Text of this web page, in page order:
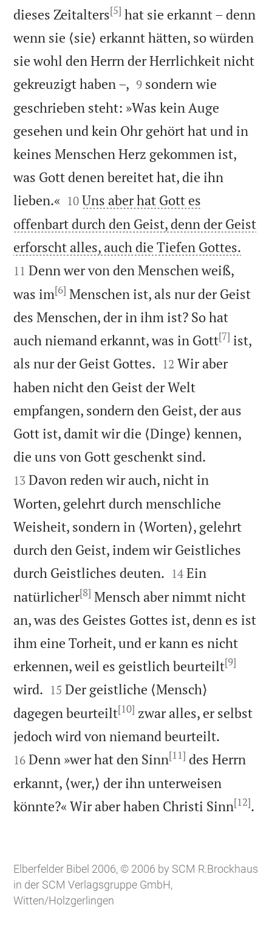
dieses Zeitalters[5] hat sie erkannt – denn
wenn sie ⟨sie⟩ erkannt hätten, so würden
sie wohl den Herrn der Herrlichkeit nicht
gekreuzigt haben –, 

9 sondern wie
geschrieben steht: »Was kein Auge
gesehen und kein Ohr gehört hat und in
keines Menschen Herz gekommen ist,
was Gott denen bereitet hat, die ihn
lieben.« 

10 Uns aber hat Gott es
offenbart durch den Geist, denn der Geist
erforscht alles, auch die Tiefen Gottes.
11 Denn wer von den Menschen weiß,
was im[6] Menschen ist, als nur der Geist
des Menschen, der in ihm ist? So hat
auch niemand erkannt, was in Gott[7] ist,
als nur der Geist Gottes. 

12 Wir aber
haben nicht den Geist der Welt
empfangen, sondern den Geist, der aus
Gott ist, damit wir die ⟨Dinge⟩ kennen,
die uns von Gott geschenkt sind.
13 Davon reden wir auch, nicht in
Worten, gelehrt durch menschliche
Weisheit, sondern in ⟨Worten⟩, gelehrt
durch den Geist, indem wir Geistliches
durch Geistliches deuten. 

14 Ein
natürlicher[8] Mensch aber nimmt nicht
an, was des Geistes Gottes ist, denn es ist
ihm eine Torheit, und er kann es nicht
erkennen, weil es geistlich beurteilt[9]
wird. 

15 Der geistliche ⟨Mensch⟩
dagegen beurteilt[10] zwar alles, er selbst
jedoch wird von niemand beurteilt.
16 Denn »wer hat den Sinn[11] des Herrn
erkannt, ⟨wer,⟩ der ihn unterweisen
könnte?« Wir aber haben Christi Sinn[12].
Elberfelder Bibel 2006, © 2006 by SCM R.Brockhaus
in der SCM Verlagsgruppe GmbH,
Witten/Holzgerlingen